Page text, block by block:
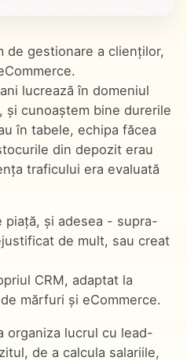
de gestionare a clienților,
lucrează în domeniul
cunoaștem bine durerile
în tabele, echipa făcea
din depozit erau
traficului era evaluată
piață, și adesea - supra-
de mult, sau creat
CRM, adaptat la
mărfuri și eCommerce.
organiza lucrul cu lead-
de a calcula salariile,